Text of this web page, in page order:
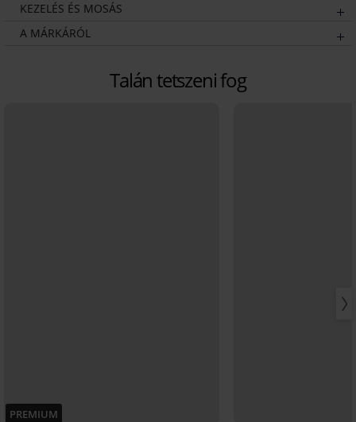
KEZELÉS ÉS MOSÁS
A MÁRKÁRÓL
Talán tetszeni fog
PREMIUM